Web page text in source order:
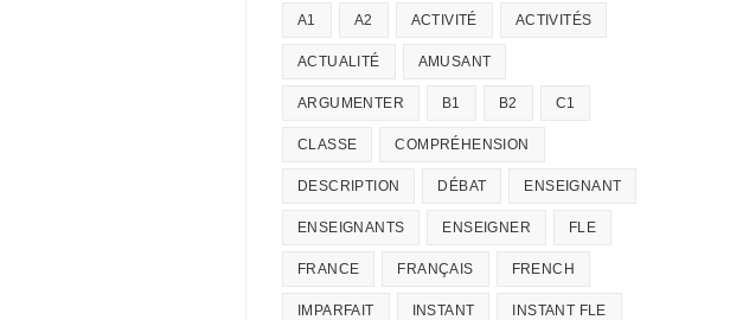
A1 A2 ACTIVITÉ ACTIVITÉS
ACTUALITÉ AMUSANT
ARGUMENTER B1 B2 C1
CLASSE COMPRÉHENSION
DESCRIPTION DÉBAT ENSEIGNANT
ENSEIGNANTS ENSEIGNER FLE
FRANCE FRANÇAIS FRENCH
IMPARFAIT INSTANT INSTANT FLE